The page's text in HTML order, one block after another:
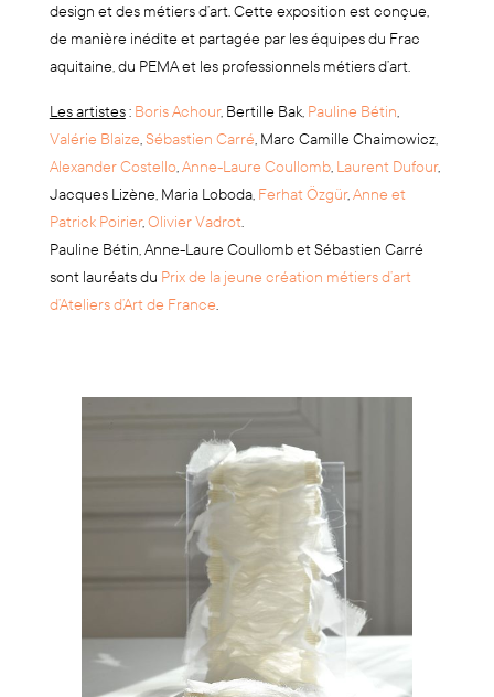
design et des métiers d’art. Cette exposition est conçue,
de manière inédite et partagée par les équipes du Frac
aquitaine, du PEMA et les professionnels métiers d’art.
Les artistes: Boris Achour, Bertille Bak, Pauline Bétin,
Valérie Blaize,Sébastien Carré, Marc Camille Chaimowicz,
Alexander Costello,Anne-Laure Coullomb, Laurent Dufour,
Jacques Lizène, Maria Loboda, Ferhat Özgür,Anne et
Patrick Poirier,Olivier Vadrot.
Pauline Bétin, Anne-Laure Coullomb et Sébastien Carré
sont lauréats du Prix de la jeune création métiers d’art
d’Ateliers d’Art de France.